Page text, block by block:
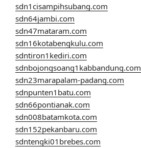
sdn1cisampihsubang.com
sdn64jambi.com
sdn47mataram.com
sdn16kotabengkulu.com
sdntiron1kediri.com
sdnbojongsoang1kabbandung.com
sdn23marapalam-padang.com
sdnpunten1batu.com
sdn66pontianak.com
sdn008batamkota.com
sdn152pekanbaru.com
sdntengki01brebes.com